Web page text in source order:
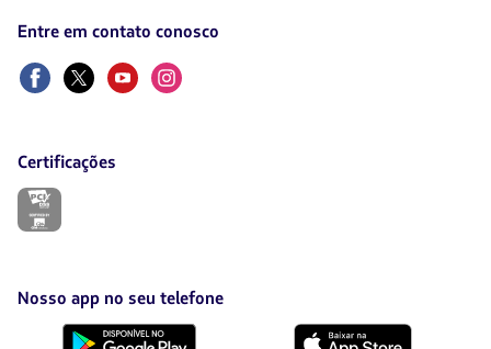
nova
aba.
Entre em contato conosco
FacebookTwitterYoutubeInstagram
Certificações
O
uma
nova
aba.
Nosso app no seu telefone